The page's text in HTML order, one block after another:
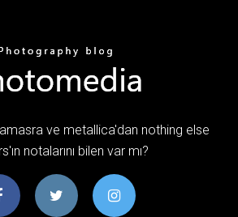
ve metallica'dan nothing else
notalarını bilen var mı?